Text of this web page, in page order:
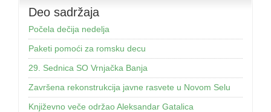
Deo sadržaja
Počela dečija nedelja
Paketi pomoći za romsku decu
29. Sednica SO Vrnjačka Banja
Završena rekonstrukcija javne rasvete u Novom Selu
Književno veče održao Aleksandar Gatalica